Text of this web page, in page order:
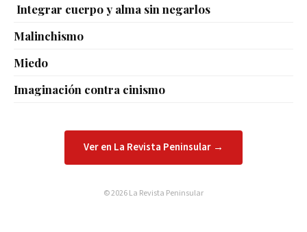
Integrar cuerpo y alma sin negarlos
Malinchismo
Miedo
Imaginación contra cinismo
Ver en La Revista Peninsular →
© 2026 La Revista Peninsular